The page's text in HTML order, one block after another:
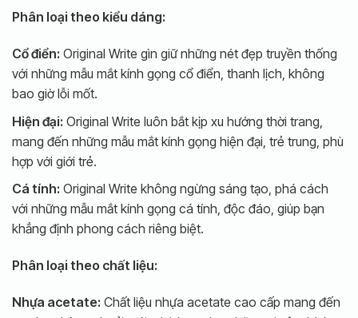
Phân loại theo kiểu dáng:
Cổ điển: Original Write gìn giữ những nét đẹp truyền thống
với những mẫu mắt kính gọng cổ điển, thanh lịch, không
bao giờ lỗi mốt.
Hiện đại: Original Write luôn bắt kịp xu hướng thời trang,
mang đến những mẫu mắt kính gọng hiện đại, trẻ trung, phù
hợp với giới trẻ.
Cá tính: Original Write không ngừng sáng tạo, phá cách
với những mẫu mắt kính gọng cá tính, độc đáo, giúp bạn
khẳng định phong cách riêng biệt.
Phân loại theo chất liệu:
Nhựa acetate: Chất liệu nhựa acetate cao cấp mang đến